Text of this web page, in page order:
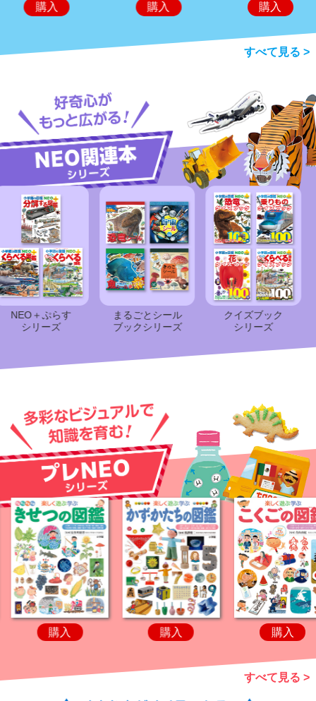
購入
購入
購入
すべて見る >
＋ぷらす
リーズ
まるごとシール
ブックシリーズ
クイズブック
シリーズ
購
購入
購入
すべて見る >